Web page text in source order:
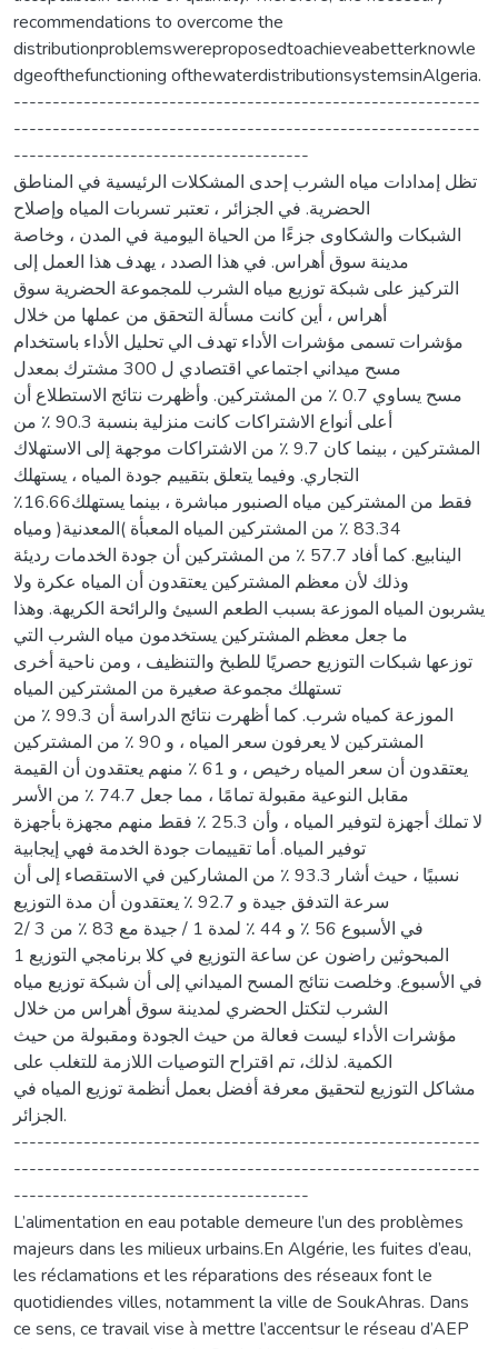
recommendations to overcome the
distributionproblemswereproposedtoachieveabetterknowle
dgeofthefunctioning ofthewaterdistributionsystemsinAlgeria.
------------------------------------------------------------
------------------------------------------------------------
--------------------------------------
تظل إمدادات مياه الشرب إحدى المشكلات الرئيسية في المناطق
الحضرية. في الجزائر ، تعتبر تسربات المياه وإصلاح
الشبكات والشكاوى جزءًا من الحياة اليومية في المدن ، وخاصة
مدينة سوق أهراس. في هذا الصدد ، يهدف هذا العمل إلى
التركيز على شبكة توزيع مياه الشرب للمجموعة الحضرية سوق
أهراس ، أين كانت مسألة التحقق من عملها من خلال
مؤشرات تسمى مؤشرات الأداء تهدف الي تحليل الأداء باستخدام
مسح ميداني اجتماعي اقتصادي ل 300 مشترك بمعدل
مسح يساوي 0.7 ٪ من المشتركين. وأظهرت نتائج الاستطلاع أن
أعلى أنواع الاشتراكات كانت منزلية بنسبة 90.3 ٪ من
المشتركين ، بينما كان 9.7 ٪ من الاشتراكات موجهة إلى الاستهلاك
التجاري. وفيما يتعلق بتقييم جودة المياه ، يستهلك
٪16.66فقط من المشتركين مياه الصنبور مباشرة ، بينما يستهلك
83.34 ٪ من المشتركين المياه المعبأة )المعدنية( ومياه
الينابيع. كما أفاد 57.7 ٪ من المشتركين أن جودة الخدمات رديئة
وذلك لأن معظم المشتركين يعتقدون أن المياه عكرة ولا
يشربون المياه الموزعة بسبب الطعم السيئ والرائحة الكريهة. وهذا
ما جعل معظم المشتركين يستخدمون مياه الشرب التي
توزعها شبكات التوزيع حصريًا للطبخ والتنظيف ، ومن ناحية أخرى
تستهلك مجموعة صغيرة من المشتركين المياه
الموزعة كمياه شرب. كما أظهرت نتائج الدراسة أن 99.3 ٪ من
المشتركين لا يعرفون سعر المياه ، و 90 ٪ من المشتركين
يعتقدون أن سعر المياه رخيص ، و 61 ٪ منهم يعتقدون أن القيمة
مقابل النوعية مقبولة تمامًا ، مما جعل 74.7 ٪ من الأسر
لا تملك أجهزة لتوفير المياه ، وأن 25.3 ٪ فقط منهم مجهزة بأجهزة
توفير المياه. أما تقييمات جودة الخدمة فهي إيجابية
نسبيًا ، حيث أشار 93.3 ٪ من المشاركين في الاستقصاء إلى أن
سرعة التدفق جيدة و 92.7 ٪ يعتقدون أن مدة التوزيع
2/ 3 في الأسبوع 56 ٪ و 44 ٪ لمدة 1 / جيدة مع 83 ٪ من
المبحوثين راضون عن ساعة التوزيع في كلا برنامجي التوزيع 1
في الأسبوع. وخلصت نتائج المسح الميداني إلى أن شبكة توزيع مياه
الشرب لتكتل الحضري لمدينة سوق أهراس من خلال
مؤشرات الأداء ليست فعالة من حيث الجودة ومقبولة من حيث
الكمية. لذلك، تم اقتراح التوصيات اللازمة للتغلب على
مشاكل التوزيع لتحقيق معرفة أفضل بعمل أنظمة توزيع المياه في
الجزائر.
------------------------------------------------------------
------------------------------------------------------------
--------------------------------------
L’alimentation en eau potable demeure l’un des problèmes
majeurs dans les milieux urbains.En Algérie, les fuites d’eau,
les réclamations et les réparations des réseaux font le
quotidiendes villes, notamment la ville de SoukAhras. Dans
ce sens, ce travail vise à mettre l’accentsur le réseau d’AEP